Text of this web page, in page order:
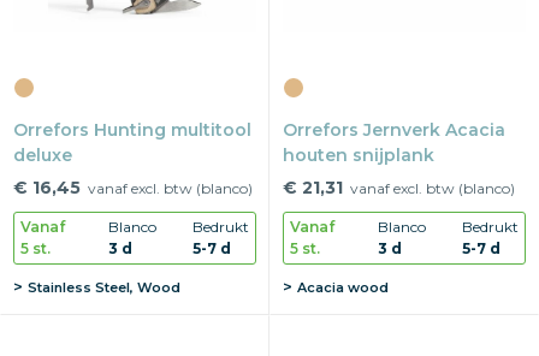
Orrefors Hunting multitool
deluxe
€ 16,45 vanaf excl. btw (blanco)
Vanaf
5 st.
Blanco
3 d
Bedrukt
5-7 d
Stainless Steel, Wood
Orrefors Jernverk Acacia
houten snijplank
€ 21,31 vanaf excl. btw (blanco)
Vanaf
5 st.
Blanco
3 d
Bedrukt
5-7 d
Acacia wood